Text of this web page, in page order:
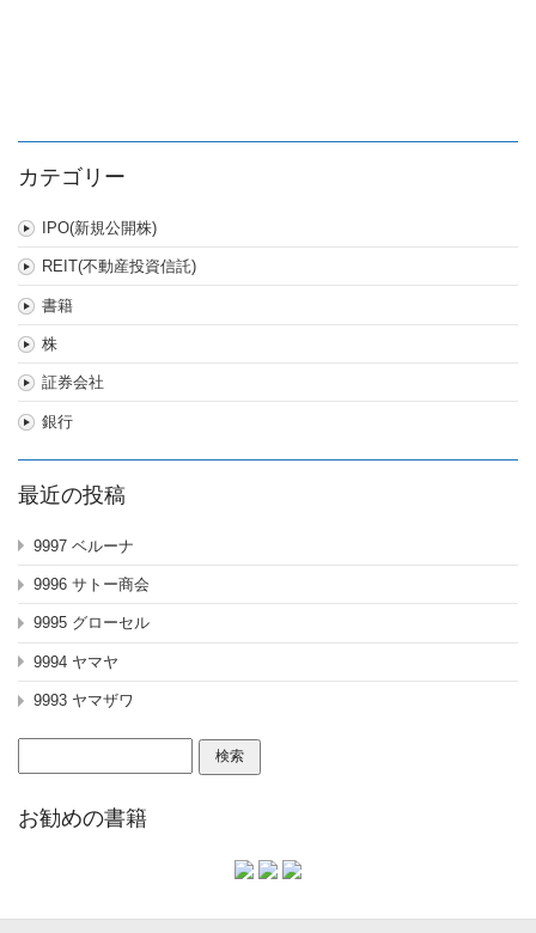
カテゴリー
IPO(新規公開株)
REIT(不動産投資信託)
書籍
株
証券会社
銀行
最近の投稿
9997 ベルーナ
9996 サトー商会
9995 グローセル
9994 ヤマヤ
9993 ヤマザワ
索:
お勧めの書籍